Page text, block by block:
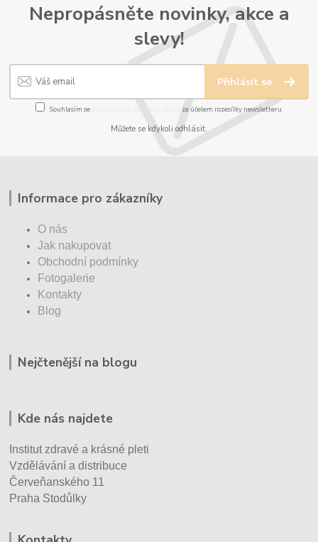
Nepropásněte novinky, akce a
slevy!
Přihlásit se
Souhlasím se za účelem rozesílky newsletteru.
Můžete se kdykoli odhlásit.
Informace pro zákazníky
O nás
Jak nakupovat
Obchodní podmínky
Fotogalerie
Kontakty
Blog
Nejčtenější na blogu
Kde nás najdete
Institut zdravé a krásné pleti
Vzdělávání a distribuce
Červeňanského 11
Praha Stodůlky